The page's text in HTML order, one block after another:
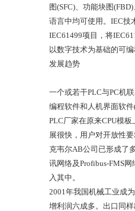
图(SFC)、功能块图
语言中均可使用。IEC技
IEC61499项目，将
以数字技术为基础的可
发展趋势
一个或若干PLC与PC机
编程软件和人机界面软
PLC厂家在原来CPU模
展很快，用户对开放性
克韦尔AB公司已形成了
讯网络及Profibus-FMS
入其中。
2001年我国机械工业成
增利润六成多。出口同